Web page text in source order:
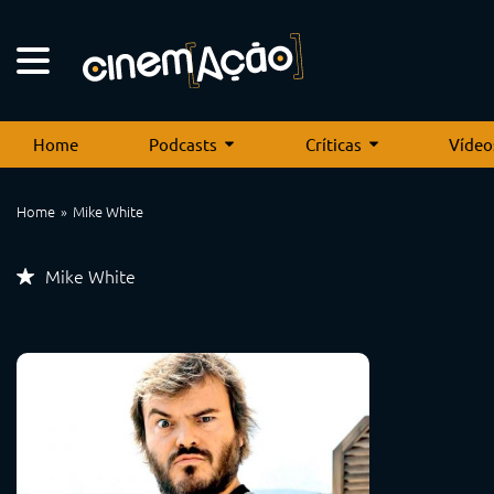
Home Podcasts Críticas
Home Mike White
Mike White